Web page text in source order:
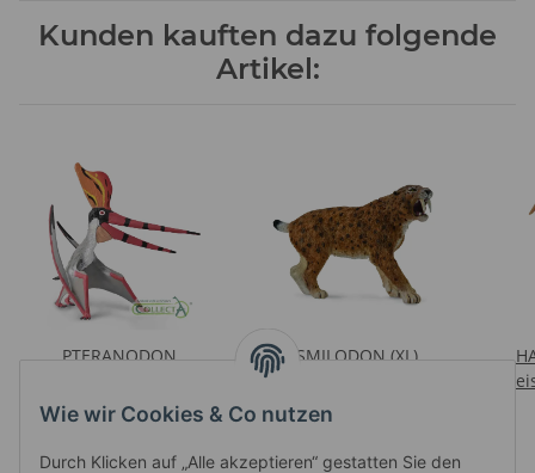
Wie wir Cookies & Co nutzen
Durch Klicken auf „Alle akzeptieren“ gestatten Sie den
Kunden kauften dazu folgende
Artikel:
PTERANODON
BEWEGLICHEM KIEFER
Preise nach Anmeldung
SMILODON (XL)
Preise nach Anmeldung
sichtbar